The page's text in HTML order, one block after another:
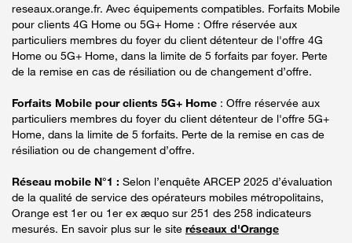
reseaux.orange.fr. Avec équipements compatibles. Forfaits Mobile
pour clients 4G Home ou 5G+ Home : Offre réservée aux
particuliers membres du foyer du client détenteur de l'offre 4G
Home ou 5G+ Home, dans la limite de 5 forfaits par foyer. Perte
de la remise en cas de résiliation ou de changement d’offre.
Forfaits Mobile pour clients 5G+ Home : Offre réservée aux
particuliers membres du foyer du client détenteur de l'offre 5G+
Home, dans la limite de 5 forfaits. Perte de la remise en cas de
résiliation ou de changement d’offre.
Réseau mobile N°1 : Selon l’enquête ARCEP 2025 d’évaluation
de la qualité de service des opérateurs mobiles métropolitains,
Orange est 1er ou 1er ex æquo sur 251 des 258 indicateurs
mesurés. En savoir plus sur le site réseaux d'Orange